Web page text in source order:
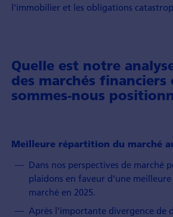
l'immobilier et les obligations
Quelle est notre
des marchés
sommes-nous
Meilleure répartition du marché
Dans nos perspectives de marché
plaidons en faveur d'une
marché en 2025.
Après l'importante divergence de